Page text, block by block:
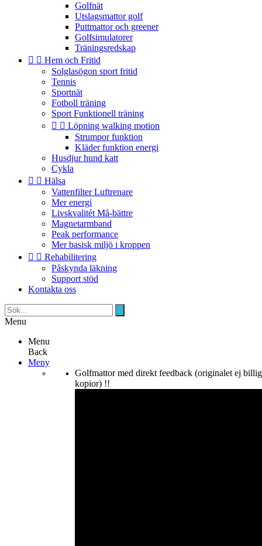
Golfnät
Utslagsmattor golf
Puttmattor och greener
Golfsimulatorer
Träningsredskap
  Hem och Fritid
Solglasögon sport fritid
Tennis
Sportnät
Fotboll träning
Sport Funktionell träning
  Löpning walking motion
Strumpor funktion
Kläder funktion energi
Husdjur hund katt
Cykla
  Hälsa
Vattenfilter Luftrenare
Mer energi
Livskvalitét Må-bättre
Magnetarmband
Peak performance
Mer basisk miljö i kroppen
  Rehabilitering
Påskynda läkning
Support stöd
Kontakta oss
Menu
Menu
Back
Meny
Golfmattor med direkt feedback (originalet ej
kopior) !!